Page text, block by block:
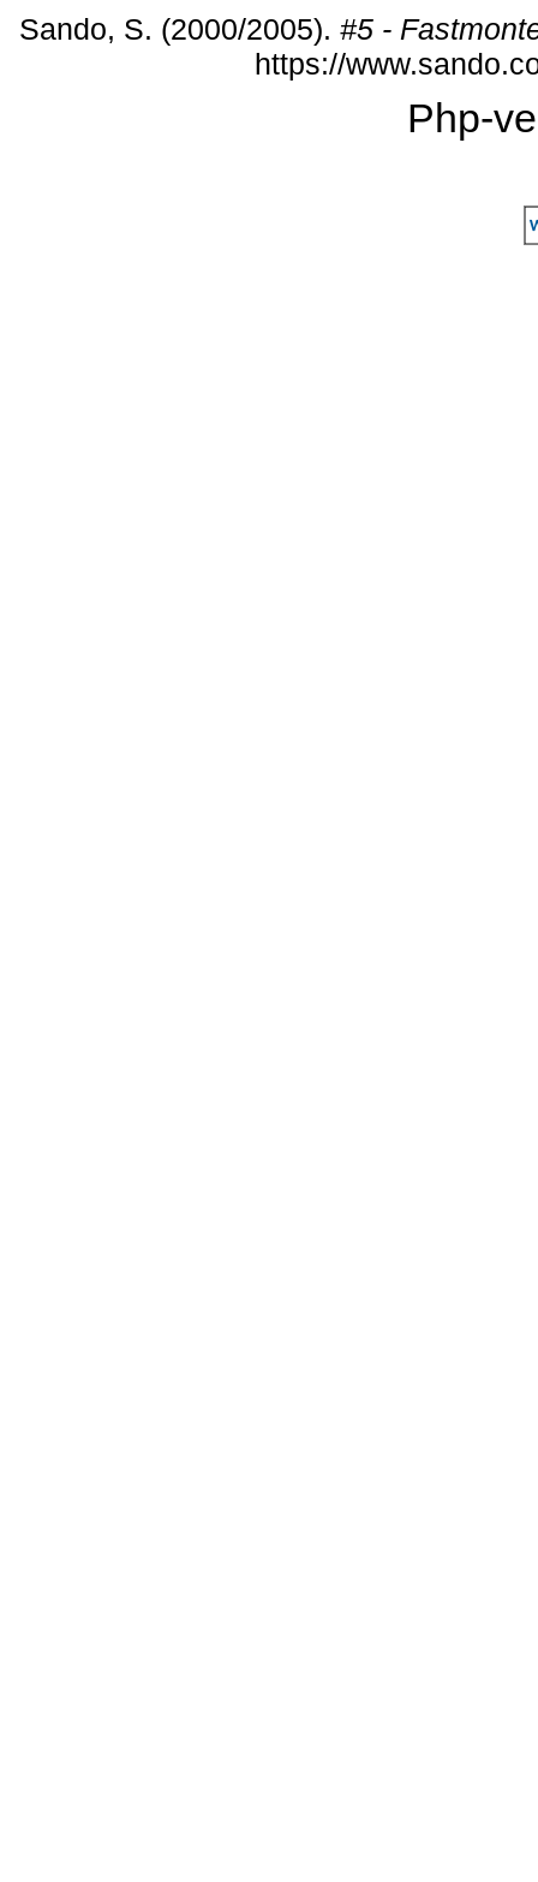
Sando, S. (2000/2005). #5 -
https://
Php-